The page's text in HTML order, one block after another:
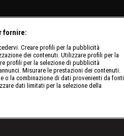
fornire:
Creare profili per la pubblicità
dei contenuti. Utilizzare profili per la
profili per la selezione di pubblicità
Misurare le prestazioni dei contenuti.
o la combinazione di dati provenienti da fonti
dati limitati per la selezione della